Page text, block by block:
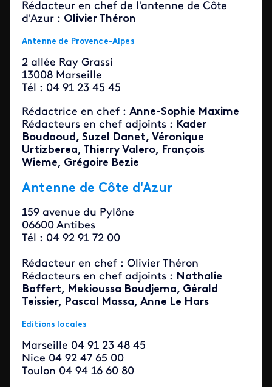
Rédacteur en chef de l'antenne de Côte
d'Azur : Olivier Théron
Antenne de Provence-Alpes
2 allée Ray Grassi
13008 Marseille
Tél : 04 91 23 45 45
Rédactrice en chef : Anne-Sophie Maxime
Rédacteurs en chef adjoints : Kader
Boudaoud, Suzel Danet, Véronique
Urtizberea, Thierry Valero, François
Wieme, Grégoire Bezie
Antenne de Côte d'Azur
159 avenue du Pylône
06600 Antibes
Tél : 04 92 91 72 00
Rédacteur en chef : Olivier Théron
Rédacteurs en chef adjoints : Nathalie
Baffert, Mekioussa Boudjema, Gérald
Teissier, Pascal Massa, Anne Le Hars
Editions locales
Marseille 04 91 23 48 45
Nice 04 92 47 65 00
Toulon 04 94 16 60 80